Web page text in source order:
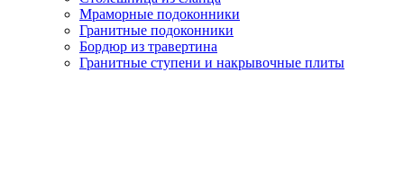
Мраморные подоконники
Гранитные подоконники
Бордюр из травертина
Гранитные ступени и накрывочные плиты